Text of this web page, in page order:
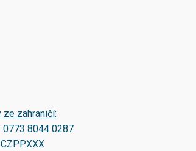
zahraničí:
0773 8044 0287